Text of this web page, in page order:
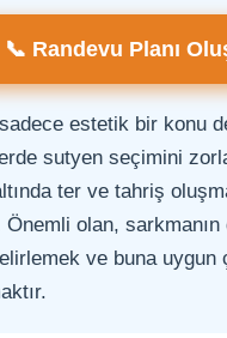
📞 Randevu Planı
estetik bir konu
sutyen seçimini
ter ve tahriş
Önemli olan, sarkmanın
ve buna uygun